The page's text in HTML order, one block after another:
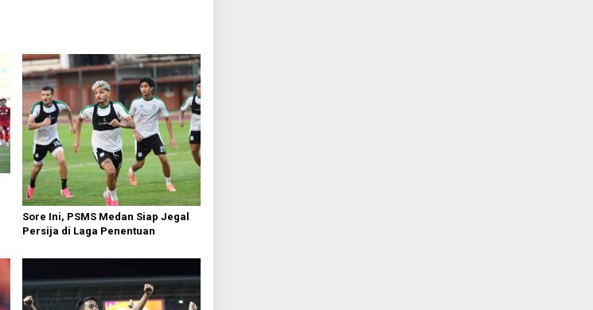
Sore Ini, PSMS Medan Siap Jegal
Persija di Laga Penentuan